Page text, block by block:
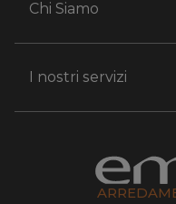
Chi Siamo
I nostri servizi